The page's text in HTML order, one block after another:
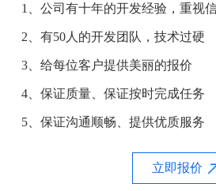
1、公司有十年的开发经验，重视
2、有50人的开发团队，技术过硬
3、给每位客户提供美丽的报价
4、保证质量、保证按时完成任务
5、保证沟通顺畅、提供优质服务
立即报价